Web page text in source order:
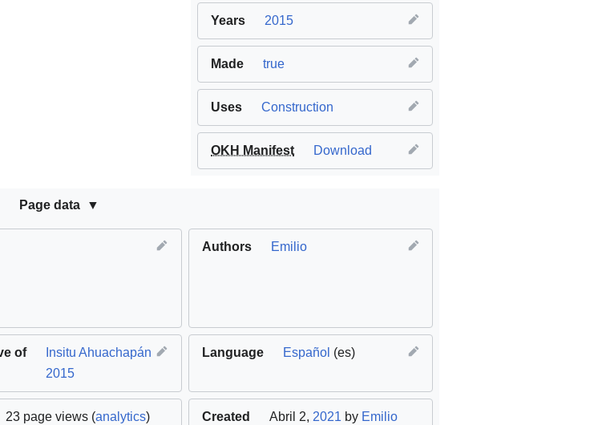
Years 2015
Made true
Uses Construction
OKH Manifest Download
Page data
Authors Emilio
of
Insitu Ahuachapán
2015
Language Español (es)
23 page views (analytics) Created Abril 2, 2021 by Emilio